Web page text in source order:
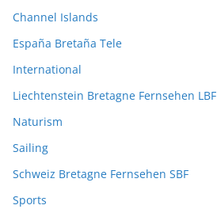
Channel Islands
España Bretaña Tele
International
Liechtenstein Bretagne Fernsehen LBF
Naturism
Sailing
Schweiz Bretagne Fernsehen SBF
Sports